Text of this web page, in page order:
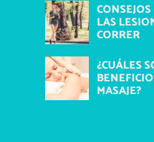
LAS
CORRER
¿CUÁLES
MASAJE?